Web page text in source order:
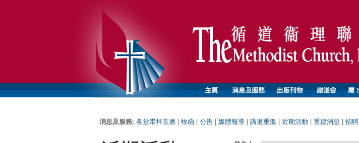
消息及服務: 各堂崇拜直播 牧函 公告 媒體報導 講道重溫 近期活動 重建消息 招聘